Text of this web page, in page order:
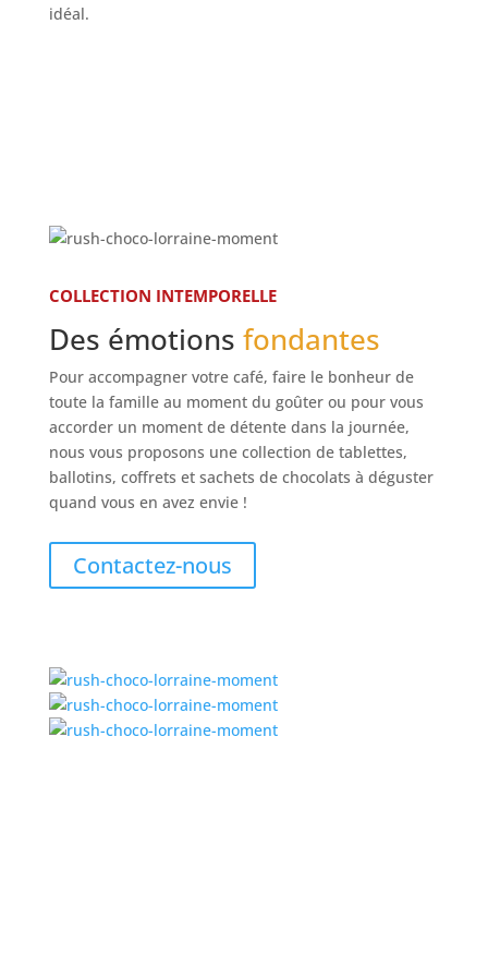
idéal.
COLLECTION INTEMPORELLE
Des émotions fondantes
Pour accompagner votre café, faire le bonheur de
toute la famille au moment du goûter ou pour vous
accorder un moment de détente dans la journée,
nous vous proposons une collection de tablettes,
ballotins, coffrets et sachets de chocolats à déguster
quand vous en avez envie !
Contactez-nous